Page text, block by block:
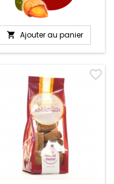
 Ajouter au panier
favorite_border